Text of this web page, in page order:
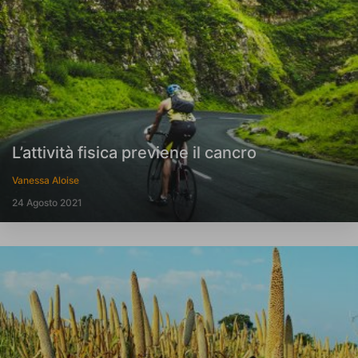
L’attività fisica previene il cancro
Vanessa Aloise
24 Agosto 2021